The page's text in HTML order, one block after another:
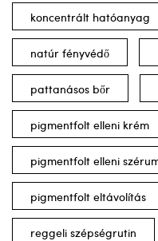
koncentrált hatóanyag
natúr fényvédő
pattanásos bőr
pigmentfolt elleni krém
pigmentfolt elleni
pigmentfolt eltávolítás
reggeli szépségrutin